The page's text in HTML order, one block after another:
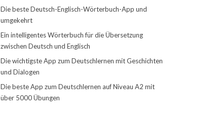
Die beste Deutsch-Englisch-Wörterbuch-App und
umgekehrt
Ein intelligentes Wörterbuch für die Übersetzung
zwischen Deutsch und Englisch
Die wichtigste App zum Deutschlernen mit Geschichten
und Dialogen
Die beste App zum Deutschlernen auf Niveau A2 mit
über 5000 Übungen